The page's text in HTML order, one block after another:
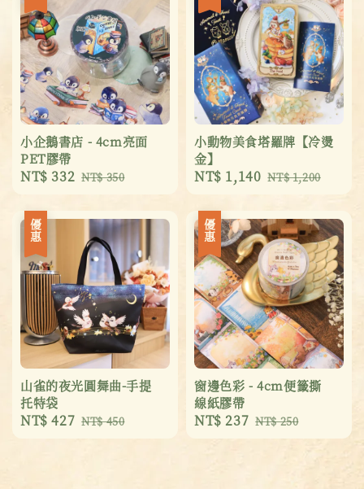
小企鵝書店 - 4cm亮面
PET膠帶
Sale
NT$ 332 Regular
NT$ 350
小動物美食塔羅牌【冷燙
金】
Sale
NT$ 1,140 Regular
NT$ 1,200
優惠
山雀的夜光圓舞曲-手提
托特袋
Sale
NT$ 427 Regular
NT$ 450
優惠
窗邊色彩 - 4cm便籤撕
線紙膠帶
Sale
price
NT$ 237 Regular
price
NT$ 250